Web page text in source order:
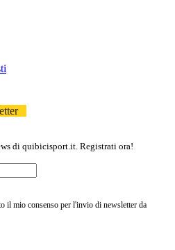
di quibicisport.it. Registrati ora!
il mio consenso per l'invio di newsletter da